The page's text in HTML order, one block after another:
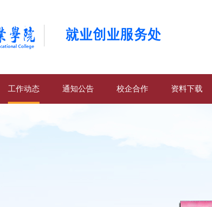
工作动态 通知公告 校企合作 资料下载